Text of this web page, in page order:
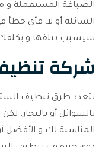
الصباغة المستعملة و
السائلة أو لا، فأي
سيسبب بتلفها و يكلفك
شركة
تتعدد طرق تنظيف
بالسوائل أو بالبخار،
المناسبة لك و الأفضل